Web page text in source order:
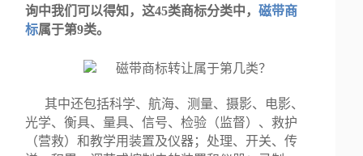
询中我们可以得知，这45类商标分类中，磁带商
标属于第9类。
其中还包括科学、航海、测量、摄影、电影、
光学、衡具、量具、信号、检验（监督）、救护
（营救）和教学用装置及仪器；处理、开关、传